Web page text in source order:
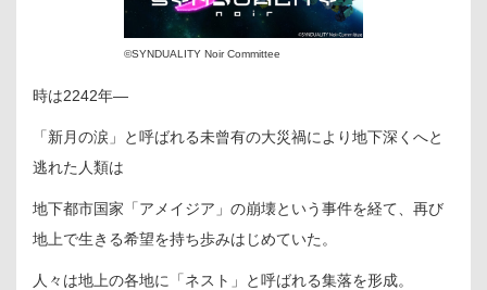
©SYNDUALITY Noir Committee
時は2242年―
「新月の涙」と呼ばれる未曾有の大災禍により地下深くへと
逃れた人類は
地下都市国家「アメイジア」の崩壊という事件を経て、再び
地上で生きる希望を持ち歩みはじめていた。
人々は地上の各地に「ネスト」と呼ばれる集落を形成。